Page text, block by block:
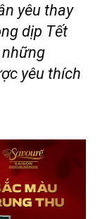
yêu thay
dịp Tết
yêu thích